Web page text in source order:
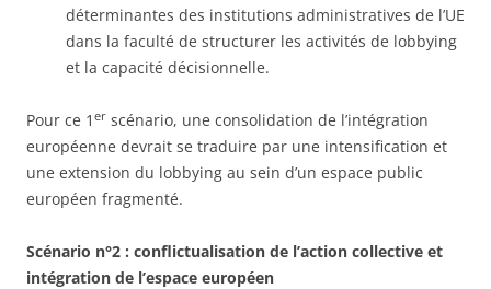
déterminantes des institutions administratives de l’UE
dans la faculté de structurer les activités de lobbying
et la capacité décisionnelle.
Pour ce 1 er scénario, une consolidation de l’intégration
européenne devrait se traduire par une intensification et
une extension du lobbying au sein d’un espace public
européen fragmenté.
Scénario n°2 : conflictualisation de l’action collective et
intégration de l’espace européen